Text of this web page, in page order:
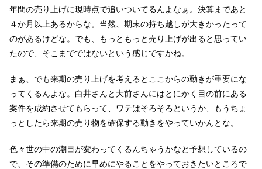
年間の売り上げに現時点で追いついてるんよなぁ。決算まであと
４か月以上あるからな。当然、期末の持ち越しが大きかったって
のがあるけどな。でも、もっともっと売り上げが出ると思ってい
たので、そこまでではないという感じですかね。
まぁ、でも来期の売り上げを考えるとここからの動きが重要にな
ってくるんよな。白井さんと大前さんにはとにかく目の前にある
案件を成約させてもらって、ワテはそろそろというか、もうちょ
っとしたら来期の売り物を確保する動きをやっていかんとな。
色々世の中の潮目が変わってくるんちゃうかなと予想しているの
で、その準備のために早めにやることをやっておきたいところで